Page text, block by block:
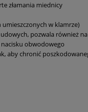
złamania miednicy
w klamrze)
pozwala również
nacisku obwodowego
aby chronić